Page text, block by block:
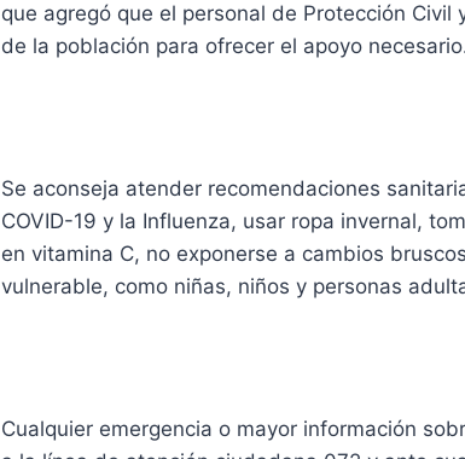
que agregó que el personal de Protección
de la población para ofrecer el apoyo
Se aconseja atender recomendaciones
COVID-19 y la Influenza, usar ropa invernal,
en vitamina C, no exponerse a cambios
vulnerable, como niñas, niños y personas
Cualquier emergencia o mayor información